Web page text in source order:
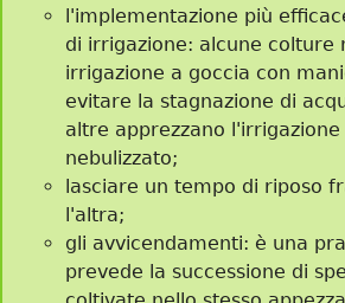
l'implementazione più
di irrigazione: alcune colture
irrigazione a goccia con
evitare la stagnazione di
altre apprezzano
nebulizzato;
lasciare un tempo di riposo
l'altra;
gli avvicendamenti: è una
prevede la successione di